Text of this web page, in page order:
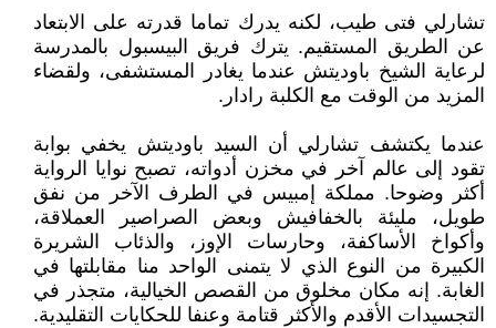
تشارلي فتى طيب، لكنه يدرك تماما قدرته على الابتعاد
عن الطريق المستقيم. يترك فريق البيسبول بالمدرسة
لرعاية الشيخ باوديتش عندما يغادر المستشفى، ولقضاء
المزيد من الوقت مع الكلبة رادار.
عندما يكتشف تشارلي أن السيد باوديتش يخفي بوابة
تقود إلى عالم آخر في مخزن أدواته، تصبح نوايا الرواية
أكثر وضوحا. مملكة إمبيس في الطرف الآخر من نفق
طويل، مليئة بالخفافيش وبعض الصراصير العملاقة،
وأكواخ الأساكفة، وحارسات الإوز، والذئاب الشريرة
الكبيرة من النوع الذي لا يتمنى الواحد منا مقابلتها في
الغابة. إنه مكان مخلوق من القصص الخيالية، متجذر في
التجسيدات الأقدم والأكثر قتامة وعنفا للحكايات التقليدية.